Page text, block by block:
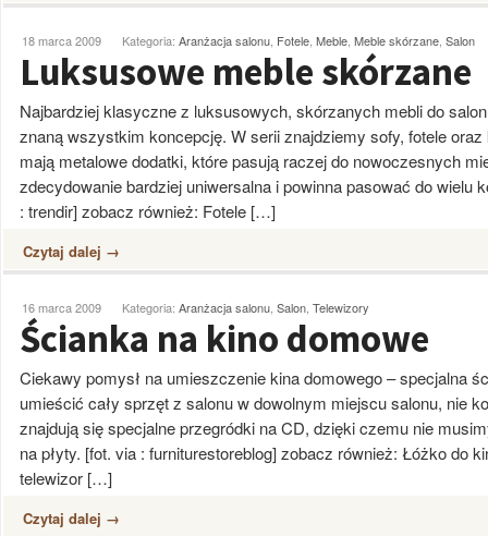
18 marca 2009 Kategoria: Aranżacja salonu Fotele Meble Meble skórzane Salon
Luksusowe meble skórzane
Najbardziej klasyczne z luksusowych, skórzanych mebli do
znaną wszystkim koncepcję. W serii znajdziemy sofy, fotele oraz
mają metalowe dodatki, które pasują raczej do nowoczesnych
zdecydowanie bardziej uniwersalna i powinna pasować do wielu
: trendir] zobacz również: Fotele […]
Czytaj dalej →
16 marca 2009 Kategoria: Aranżacja salonu Salon Telewizory
Ścianka na kino domowe
Ciekawy pomysł na umieszczenie kina domowego – specjalna
umieścić cały sprzęt z salonu w dowolnym miejscu salonu, nie
znajdują się specjalne przegródki na CD, dzięki czemu nie
na płyty. [fot. via : furniturestoreblog] zobacz również: Łóżko do
telewizor […]
Czytaj dalej →